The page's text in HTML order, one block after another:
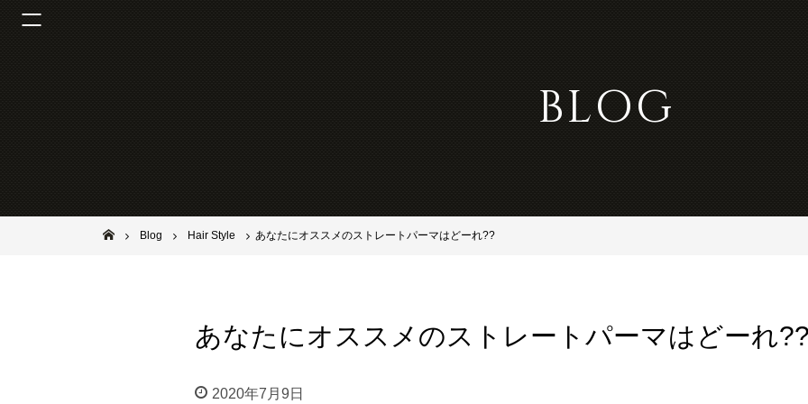
BLOG
池田市石橋の美容室ならヘアサロンSolana（ソラーナ）
Blog Hair Style あなたにオススメのストレートパーマはどーれ??
あなたにオススメのストレートパーマはどーれ??
2020年7月9日